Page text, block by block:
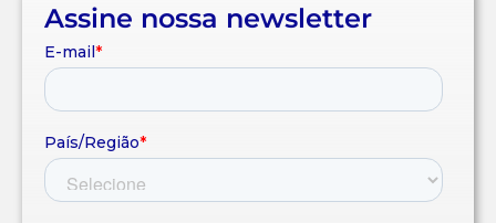
Assine nossa newsletter